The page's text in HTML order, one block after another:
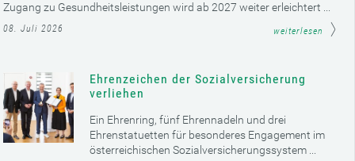
Zugang zu Gesundheitsleistungen wird ab 2027 weiter erleichtert ...
08. Juli 2026 weiterlesen
Ehrenzeichen der Sozialversicherung
verliehen
Ein Ehrenring, fünf Ehrennadeln und drei
Ehrenstatuetten für besonderes Engagement im
österreichischen Sozialversicherungssystem ...